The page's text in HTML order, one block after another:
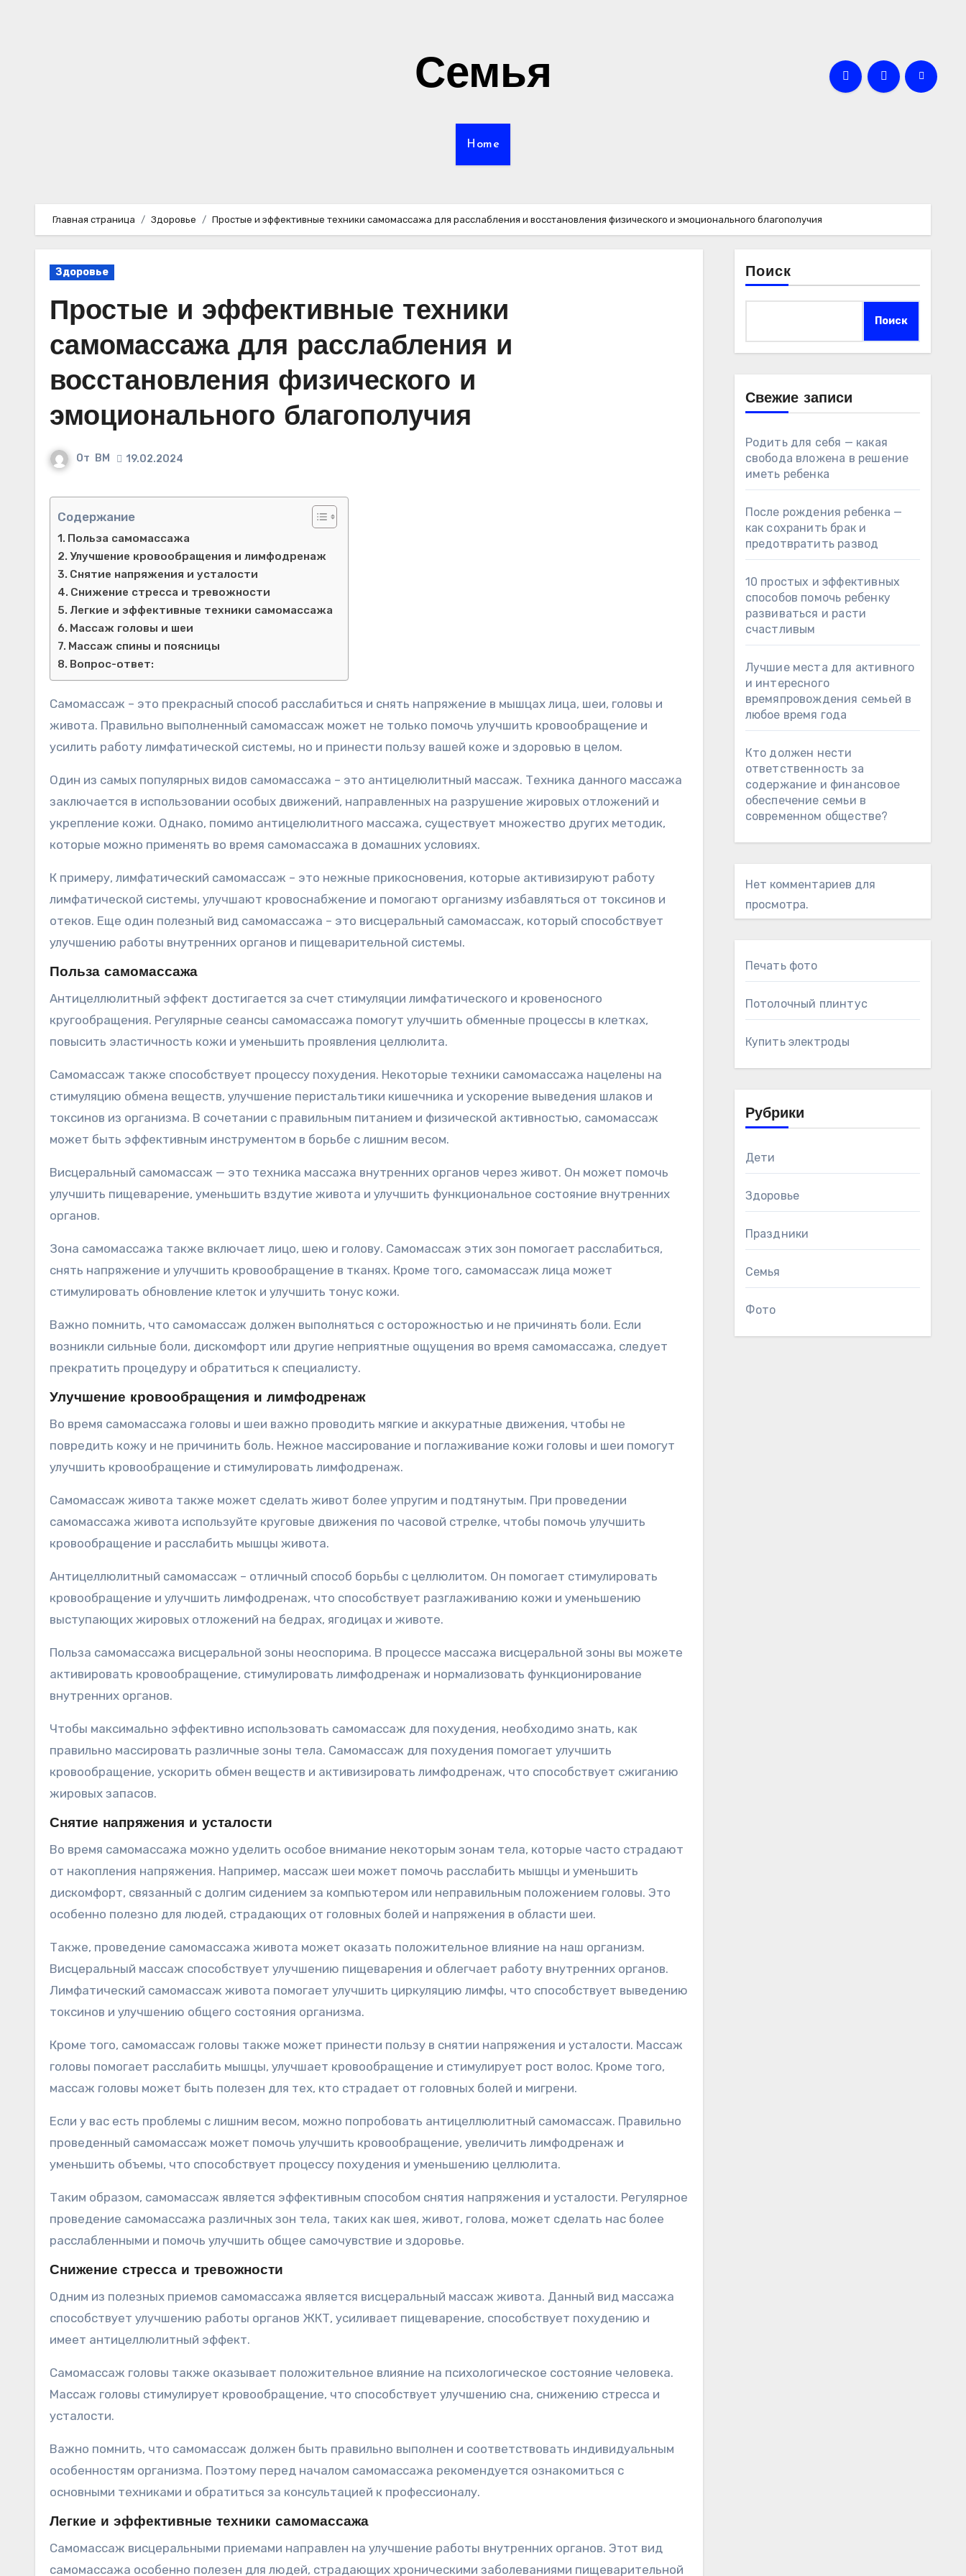
Семья
Home
Главная страница Здоровье Простые и эффективные техники самомассажа для расслабления и восстановления физического и эмоционального благополучия
Здоровье
Простые и эффективные техники
самомассажа для расслабления и
восстановления физического и
эмоционального благополучия
От ВМ 19.02.2024
Содержание
Польза самомассажа
Улучшение кровообращения и лимфодренаж
Снятие напряжения и усталости
Снижение стресса и тревожности
Легкие и эффективные техники самомассажа
Массаж головы и шеи
Массаж спины и поясницы
Вопрос-ответ:
Самомассаж – это прекрасный способ расслабиться и снять напряжение в мышцах лица, шеи, головы и
живота. Правильно выполненный самомассаж может не только помочь улучшить кровообращение и
усилить работу лимфатической системы, но и принести пользу вашей коже и здоровью в целом.
Один из самых популярных видов самомассажа – это антицелюлитный массаж. Техника данного массажа
заключается в использовании особых движений, направленных на разрушение жировых отложений и
укрепление кожи. Однако, помимо антицелюлитного массажа, существует множество других методик,
которые можно применять во время самомассажа в домашних условиях.
К примеру, лимфатический самомассаж – это нежные прикосновения, которые активизируют работу
лимфатической системы, улучшают кровоснабжение и помогают организму избавляться от токсинов и
отеков. Еще один полезный вид самомассажа – это висцеральный самомассаж, который способствует
улучшению работы внутренних органов и пищеварительной системы.
Польза самомассажа
Антицеллюлитный эффект достигается за счет стимуляции лимфатического и кровеносного
кругообращения. Регулярные сеансы самомассажа помогут улучшить обменные процессы в клетках,
повысить эластичность кожи и уменьшить проявления целлюлита.
Самомассаж также способствует процессу похудения. Некоторые техники самомассажа нацелены на
стимуляцию обмена веществ, улучшение перистальтики кишечника и ускорение выведения шлаков и
токсинов из организма. В сочетании с правильным питанием и физической активностью, самомассаж
может быть эффективным инструментом в борьбе с лишним весом.
Висцеральный самомассаж — это техника массажа внутренних органов через живот. Он может помочь
улучшить пищеварение, уменьшить вздутие живота и улучшить функциональное состояние внутренних
органов.
Зона самомассажа также включает лицо, шею и голову. Самомассаж этих зон помогает расслабиться,
снять напряжение и улучшить кровообращение в тканях. Кроме того, самомассаж лица может
стимулировать обновление клеток и улучшить тонус кожи.
Важно помнить, что самомассаж должен выполняться с осторожностью и не причинять боли. Если
возникли сильные боли, дискомфорт или другие неприятные ощущения во время самомассажа, следует
прекратить процедуру и обратиться к специалисту.
Улучшение кровообращения и лимфодренаж
Во время самомассажа головы и шеи важно проводить мягкие и аккуратные движения, чтобы не
повредить кожу и не причинить боль. Нежное массирование и поглаживание кожи головы и шеи помогут
улучшить кровообращение и стимулировать лимфодренаж.
Самомассаж живота также может сделать живот более упругим и подтянутым. При проведении
самомассажа живота используйте круговые движения по часовой стрелке, чтобы помочь улучшить
кровообращение и расслабить мышцы живота.
Антицеллюлитный самомассаж – отличный способ борьбы с целлюлитом. Он помогает стимулировать
кровообращение и улучшить лимфодренаж, что способствует разглаживанию кожи и уменьшению
выступающих жировых отложений на бедрах, ягодицах и животе.
Польза самомассажа висцеральной зоны неоспорима. В процессе массажа висцеральной зоны вы можете
активировать кровообращение, стимулировать лимфодренаж и нормализовать функционирование
внутренних органов.
Чтобы максимально эффективно использовать самомассаж для похудения, необходимо знать, как
правильно массировать различные зоны тела. Самомассаж для похудения помогает улучшить
кровообращение, ускорить обмен веществ и активизировать лимфодренаж, что способствует сжиганию
жировых запасов.
Снятие напряжения и усталости
Во время самомассажа можно уделить особое внимание некоторым зонам тела, которые часто страдают
от накопления напряжения. Например, массаж шеи может помочь расслабить мышцы и уменьшить
дискомфорт, связанный с долгим сидением за компьютером или неправильным положением головы. Это
особенно полезно для людей, страдающих от головных болей и напряжения в области шеи.
Также, проведение самомассажа живота может оказать положительное влияние на наш организм.
Висцеральный массаж способствует улучшению пищеварения и облегчает работу внутренних органов.
Лимфатический самомассаж живота помогает улучшить циркуляцию лимфы, что способствует выведению
токсинов и улучшению общего состояния организма.
Кроме того, самомассаж головы также может принести пользу в снятии напряжения и усталости. Массаж
головы помогает расслабить мышцы, улучшает кровообращение и стимулирует рост волос. Кроме того,
массаж головы может быть полезен для тех, кто страдает от головных болей и мигрени.
Если у вас есть проблемы с лишним весом, можно попробовать антицеллюлитный самомассаж. Правильно
проведенный самомассаж может помочь улучшить кровообращение, увеличить лимфодренаж и
уменьшить объемы, что способствует процессу похудения и уменьшению целлюлита.
Таким образом, самомассаж является эффективным способом снятия напряжения и усталости. Регулярное
проведение самомассажа различных зон тела, таких как шея, живот, голова, может сделать нас более
расслабленными и помочь улучшить общее самочувствие и здоровье.
Снижение стресса и тревожности
Одним из полезных приемов самомассажа является висцеральный массаж живота. Данный вид массажа
способствует улучшению работы органов ЖКТ, усиливает пищеварение, способствует похудению и
имеет антицеллюлитный эффект.
Самомассаж головы также оказывает положительное влияние на психологическое состояние человека.
Массаж головы стимулирует кровообращение, что способствует улучшению сна, снижению стресса и
усталости.
Важно помнить, что самомассаж должен быть правильно выполнен и соответствовать индивидуальным
особенностям организма. Поэтому перед началом самомассажа рекомендуется ознакомиться с
основными техниками и обратиться за консультацией к профессионалу.
Легкие и эффективные техники самомассажа
Самомассаж висцеральными приемами направлен на улучшение работы внутренних органов. Этот вид
самомассажа особенно полезен для людей, страдающих хроническими заболеваниями пищеварительной
Поиск
Поиск
Свежие записи
Родить для себя — какая
свобода вложена в решение
иметь ребенка
После рождения ребенка —
как сохранить брак и
предотвратить развод
10 простых и эффективных
способов помочь ребенку
развиваться и расти
счастливым
Лучшие места для активного
и интересного
времяпровождения семьей в
любое время года
Кто должен нести
ответственность за
содержание и финансовое
обеспечение семьи в
современном обществе?
Нет комментариев для
просмотра.
Печать фото
Потолочный плинтус
Купить электроды
Рубрики
Дети
Здоровье
Праздники
Семья
Фото